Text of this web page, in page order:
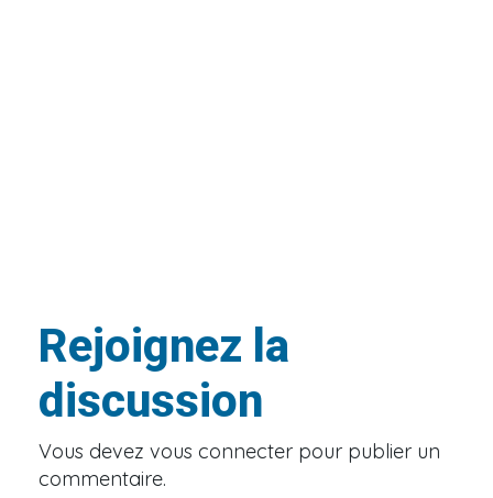
Rejoignez la
discussion
Vous devez vous connecter pour publier un
commentaire.